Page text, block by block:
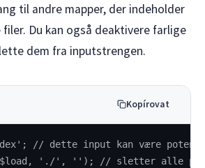
til andre mapper, der indeholder
Du kan også deaktivere farlige
dem fra inputstrengen.
Kopírovat
// dette input kan være
'./', ''); // sletter alle